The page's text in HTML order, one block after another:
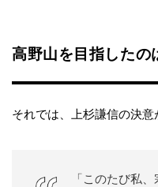
高野山を目指したの
それでは、上杉謙信の決意
「このたび私